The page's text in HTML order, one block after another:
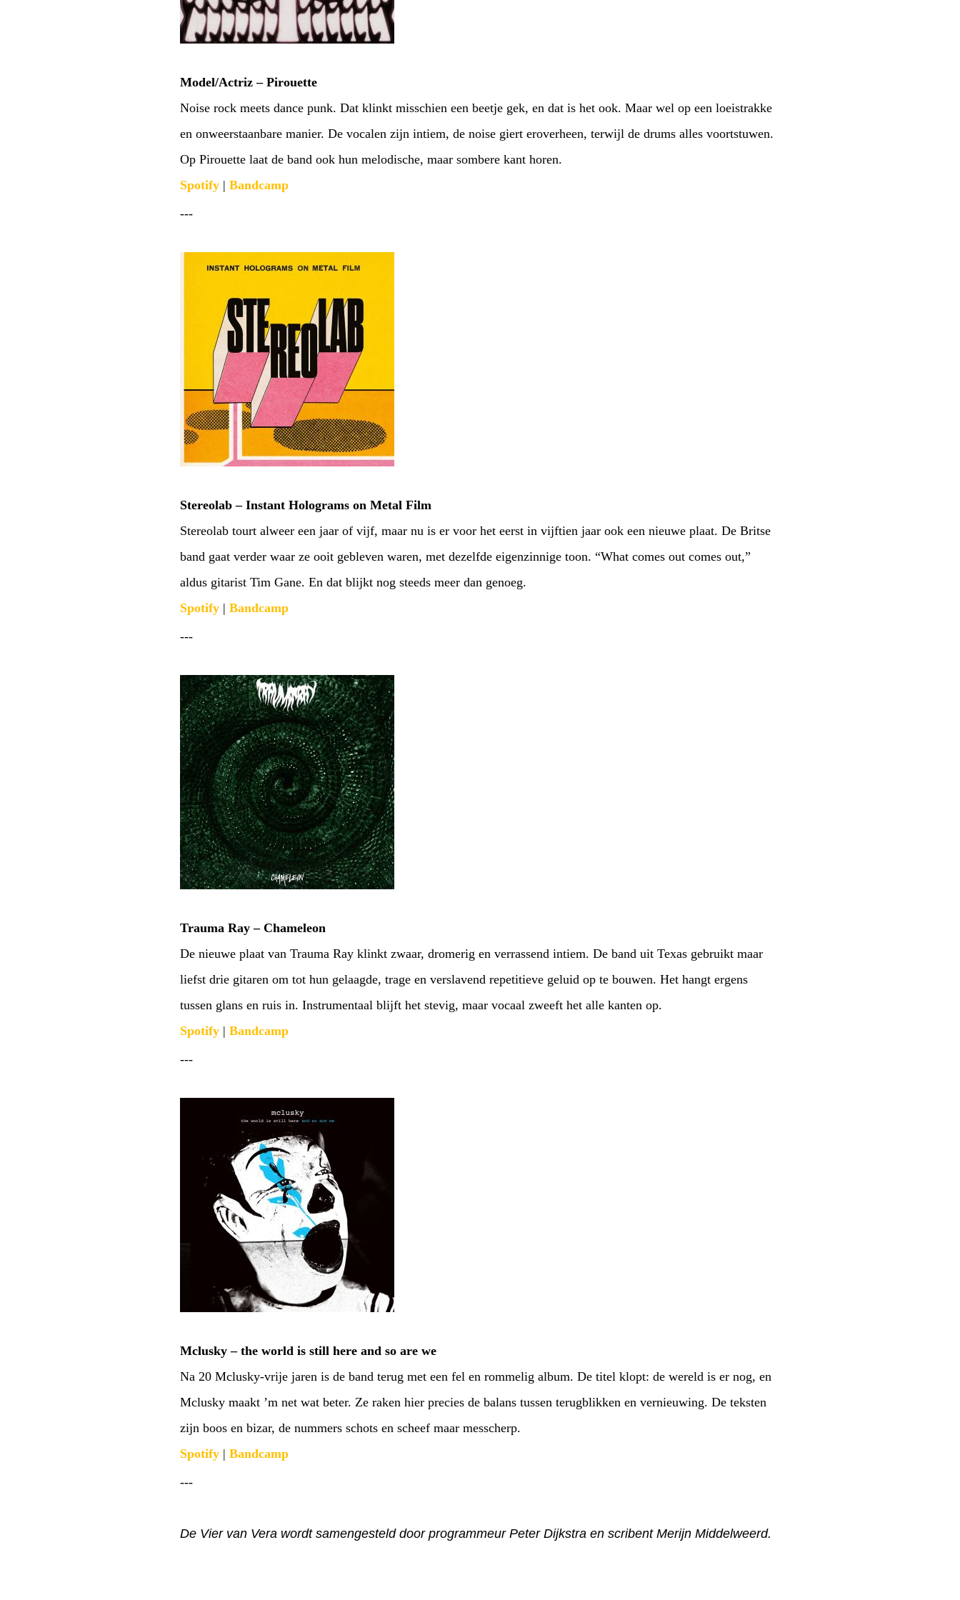
Model/Actriz – Pirouette
Noise rock meets dance punk. Dat klinkt misschien een beetje gek, en dat is het ook. Maar wel op een loeistrakke
en onweerstaanbare manier. De vocalen zijn intiem, de noise giert eroverheen, terwijl de drums alles voortstuwen.
Op Pirouette laat de band ook hun melodische, maar sombere kant horen.
Spotify | Bandcamp
---
Stereolab – Instant Holograms on Metal Film
Stereolab tourt alweer een jaar of vijf, maar nu is er voor het eerst in vijftien jaar ook een nieuwe plaat. De Britse
band gaat verder waar ze ooit gebleven waren, met dezelfde eigenzinnige toon. “What comes out comes out,”
aldus gitarist Tim Gane. En dat blijkt nog steeds meer dan genoeg.
Spotify | Bandcamp
---
Trauma Ray – Chameleon
De nieuwe plaat van Trauma Ray klinkt zwaar, dromerig en verrassend intiem. De band uit Texas gebruikt maar
liefst drie gitaren om tot hun gelaagde, trage en verslavend repetitieve geluid op te bouwen. Het hangt ergens
tussen glans en ruis in. Instrumentaal blijft het stevig, maar vocaal zweeft het alle kanten op.
Spotify | Bandcamp
---
Mclusky – the world is still here and so are we
Na 20 Mclusky-vrije jaren is de band terug met een fel en rommelig album. De titel klopt: de wereld is er nog, en
Mclusky maakt ’m net wat beter. Ze raken hier precies de balans tussen terugblikken en vernieuwing. De teksten
zijn boos en bizar, de nummers schots en scheef maar messcherp.
Spotify | Bandcamp
---
De Vier van Vera wordt samengesteld door programmeur Peter Dijkstra en scribent Merijn Middelweerd.